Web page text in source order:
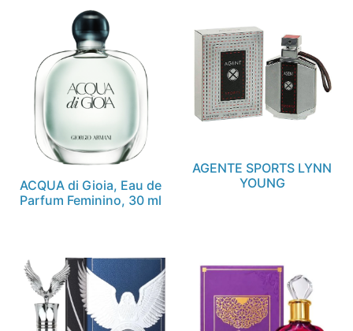
ACQUA di Gioia, Eau de
Parfum Feminino, 30 ml
AGENTE SPORTS LYNN
YOUNG